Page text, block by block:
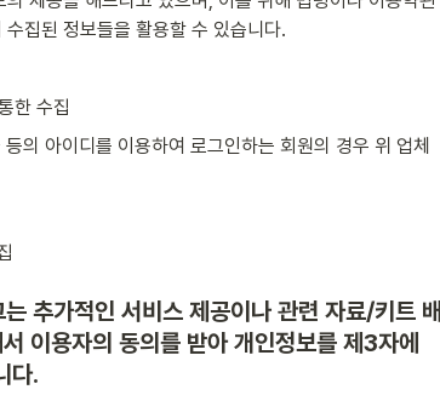
집된 정보들을 활용할 수 있습니다.
한 수집
의 아이디를 이용하여 로그인하는 회원의 경우 위 업체
추가적인 서비스 제공이나 관련 자료/키트 배
이용자의 동의를 받아 개인정보를 제3자에
다.